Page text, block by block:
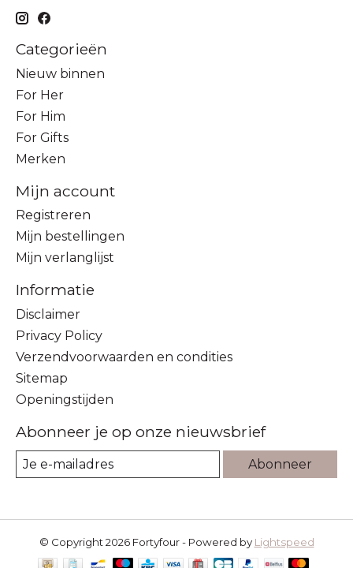
Categorieën
Nieuw binnen
For Her
For Him
For Gifts
Merken
Mijn account
Registreren
Mijn bestellingen
Mijn verlanglijst
Informatie
Disclaimer
Privacy Policy
Verzendvoorwaarden en condities
Sitemap
Openingstijden
Abonneer je op onze nieuwsbrief
Abonneer
© Copyright 2026 Fortyfour - Powered by Lightspeed